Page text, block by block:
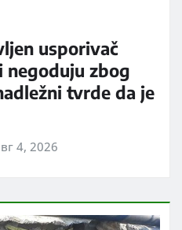
usporivač
negoduju zbog
tvrde da je
4, 2026